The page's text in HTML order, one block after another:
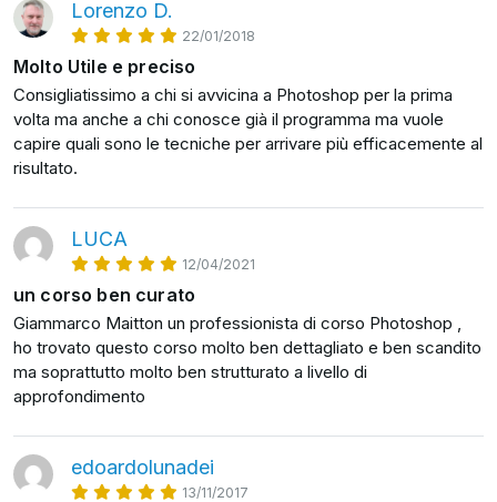
strumento.
Usando un linguaggio semplice, parlando abbastanza
lentamente e cercando sempre di spiegare con
chiarezza nuovi termini tecnici che ogni tanto dovrò
introdurre.
acquisire più sicurezza, sia nell'utilizzo dei vari
strumenti di Photoshop, sia nella gestione completa
delle tue immagini: attraverso l’uso dei livelli, la
creazione di selezioni, di maschere, la correzione
cromatica, e tanto altro.
Insomma: alla fine di questo corso saprai realizzare o
modificare le tue immagini proprio come farebbe un
vero professionista.
Ad esempio
- Training 101 (101 tecniche risparmia tempo da
usare in Photoshop)
Ha inoltre il piacere di partecipare al webinar
online “Photoshop per Tutti” (curato da Robin
Good), con il ruolo d'insegnante, dove spiega i
trucchi più utili e le tecniche più efficaci per
Lorenzo D.
22/01/2018
Molto Utile e preciso
Consigliatissimo a chi si avvicina a Photoshop per la prima
volta ma anche a chi conosce già il programma ma vuole
capire quali sono le tecniche per arrivare più efficacemente al
risultato.
LUCA
12/04/2021
un corso ben curato
Giammarco Maitton un professionista di corso Photoshop ,
ho trovato questo corso molto ben dettagliato e ben scandito
ma soprattutto molto ben strutturato a livello di
approfondimento
edoardolunadei
13/11/2017